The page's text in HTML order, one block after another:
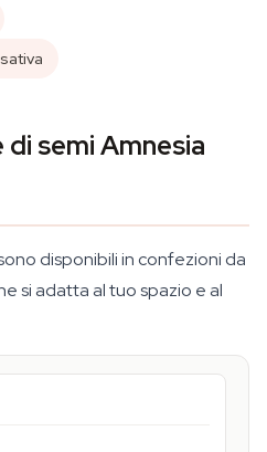
semi Amnesia
disponibili in confezioni da
si adatta al tuo spazio e al